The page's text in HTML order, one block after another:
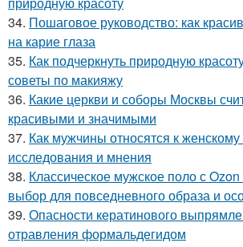
34. Пошаговое руководство: как
на карие глаза
35. Как подчеркнуть природную
советы по макияжу
36. Какие церкви и соборы Москвы
красивыми и значимыми
37. Как мужчины относятся к
исследования и мнения
38. Классическое мужское поло с
выбор для повседневного образа и
39. Опасности кератинового
отравления формальдегидом